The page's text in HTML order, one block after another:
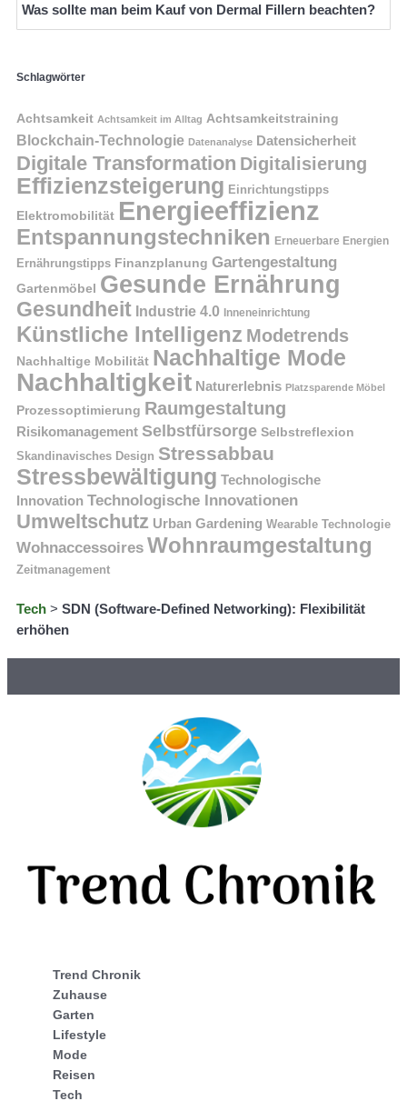
Was sollte man beim Kauf von Dermal Fillern beachten?
Schlagwörter
Achtsamkeit Achtsamkeit im Alltag Achtsamkeitstraining
Blockchain-Technologie Datenanalyse Datensicherheit
Digitale Transformation Digitalisierung
Effizienzsteigerung Einrichtungstipps
Elektromobilität Energieeffizienz
Entspannungstechniken Erneuerbare Energien
Ernährungstipps Finanzplanung Gartengestaltung
Gartenmöbel Gesunde Ernährung
Gesundheit Industrie 4.0 Inneneinrichtung
Künstliche Intelligenz Modetrends
Nachhaltige Mobilität Nachhaltige Mode
Nachhaltigkeit Naturerlebnis Platzsparende Möbel
Prozessoptimierung Raumgestaltung
Risikomanagement Selbstfürsorge Selbstreflexion
Skandinavisches Design Stressabbau
Stressbewältigung Technologische
Innovation Technologische Innovationen
Umweltschutz Urban Gardening Wearable Technologie
Wohnaccessoires Wohnraumgestaltung
Zeitmanagement
Tech > SDN (Software-Defined Networking): Flexibilität
erhöhen
Trend Chronik
Zuhause
Garten
Lifestyle
Mode
Reisen
Tech